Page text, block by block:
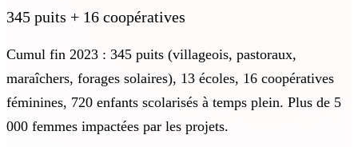
345 puits + 16 coopératives
Cumul fin 2023 : 345 puits (villageois, pastoraux,
maraîchers, forages solaires), 13 écoles, 16 coopératives
féminines, 720 enfants scolarisés à temps plein. Plus de 5
000 femmes impactées par les projets.